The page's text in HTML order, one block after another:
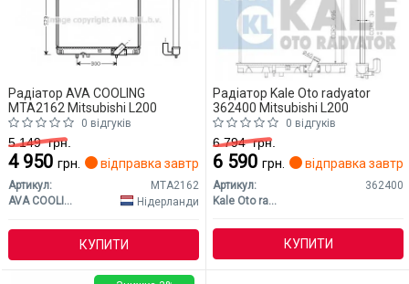
Радіатор AVA COOLING
MTA2162 Mitsubishi L200
0 відгуків
5 149грн.
4 950 грн. відправка завтра
Артикул:
MTA2162
AVA COOLING
Нідерланди
КУПИТИ
Радіатор Kale Oto radyator
362400 Mitsubishi L200
0 відгуків
6 794грн.
6 590 грн. відправка
Артикул:
362400
Kale Oto radyator
КУПИТИ